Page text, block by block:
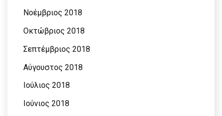
Νοέμβριος 2018
Οκτώβριος 2018
Σεπτέμβριος 2018
Αύγουστος 2018
Ιούλιος 2018
Ιούνιος 2018